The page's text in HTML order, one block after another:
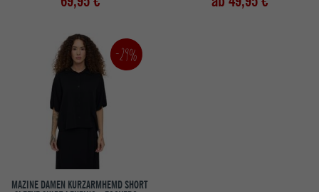
-29%
MAZINE DAMEN KURZARMHEMD SHORT